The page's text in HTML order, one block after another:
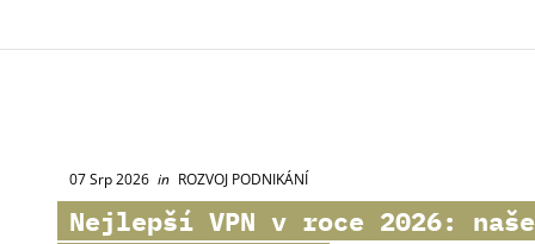
07 Srp 2026 in ROZVOJ PODNIKÁNÍ
Nejlepší VPN v roce 2026: naše